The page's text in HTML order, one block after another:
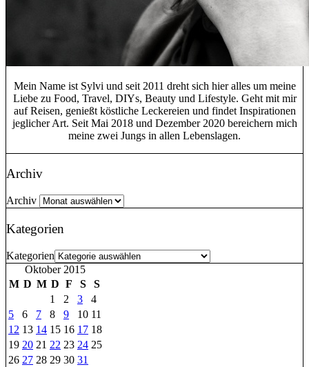
Mein Name ist Sylvi und seit 2011 dreht sich hier alles um meine
Liebe zu Food, Travel, DIYs, Beauty und Lifestyle. Geht mit mir
auf Reisen, genießt köstliche Leckereien und findet Inspirationen
jeglicher Art. Seit Mai 2018 und Dezember 2020 bereichern mich
meine zwei Jungs in allen Lebenslagen.
Archiv
Archiv
Kategorien
Kategorien
Oktober 2015
M D M D F S
S
1
2 3
4
5
6 7 8 9 10 11
12 13 14 15 16 17 18
19 20 21 22 23 24 25
26 27 28 29 30 31